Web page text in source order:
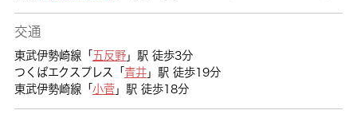
交通
東武伊勢崎線「 五反野」駅 徒歩3分
つくばエクスプレス「 青井」駅 徒歩19分
東武伊勢崎線「 小菅」駅 徒歩18分